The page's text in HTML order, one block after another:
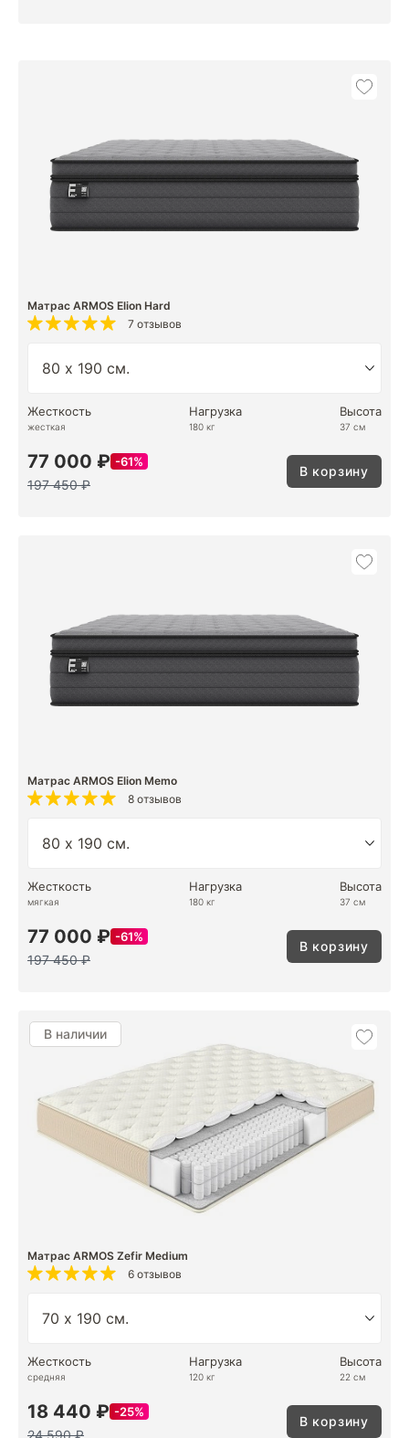
Матрас ARMOS Elion Hard
7 отзывов
Жесткость
жесткая
Нагрузка
180 кг
Высота
37 см
77 000 ₽ 61%
197 450 ₽
В корзину
Матрас ARMOS Elion Memo
8 отзывов
Жесткость
мягкая
Нагрузка
180 кг
Высота
37 см
77 000 ₽ 61%
197 450 ₽
В корзину
В наличии
Матрас ARMOS Zefir Medium
6 отзывов
Жесткость
средняя
Нагрузка
120 кг
Высота
22 см
18 440 ₽ 25%
24 590 ₽
В корзину